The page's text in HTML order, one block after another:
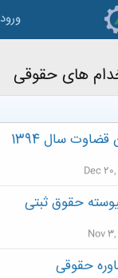
ورود
های حقوقی
سال 1394
Dec
حقوق ثبتی
Nov
حقوقی